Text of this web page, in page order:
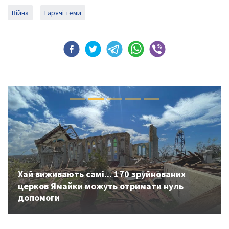
Війна Гарячі теми
Хай виживають самі... 170 зруйнованих
церков Ямайки можуть отримати нуль
допомоги
Previous Next